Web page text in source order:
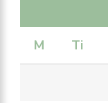
M Ti